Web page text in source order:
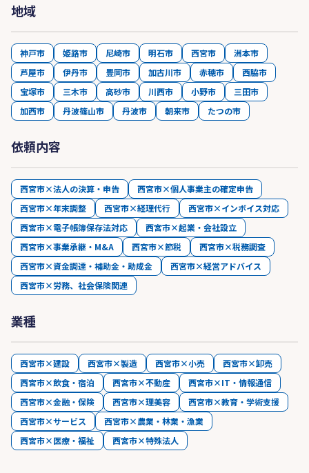
地域
神戸市 姫路市 尼崎市 明石市 西宮市
洲本市
芦屋市
伊丹市 豊岡市 加古川市 赤穂市
西脇市
宝塚市
三木市 高砂市 川西市 小野市
三田市
加西市
丹波篠山市 丹波市 朝来市 たつの市
依頼内容
西宮市×法人の決算・申告
西宮市×個人事業主の確定申告
西宮市×年末調整
西宮市×経理代行
西宮市×インボイス対応
西宮市×電子帳簿保存法対応
西宮市×起業・会社設立
西宮市×事業承継・M&A
西宮市×節税
西宮市×税務調査
西宮市×資金調達・補助金・助成金
西宮市×経営アドバイス
西宮市×労務、社会保険関連
業種
西宮市×建設 西宮市×製造 西宮市×小売
西宮市×卸売
西宮市×飲食・宿泊
西宮市×不動産
西宮市×IT・情報通信
西宮市×金融・保険
西宮市×理美容
西宮市×教育・学術支援
西宮市×サービス
西宮市×農業・林業・漁業
西宮市×医療・福祉
西宮市×特殊法人